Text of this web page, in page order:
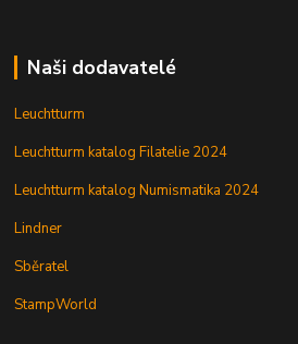
Naši dodavatelé
Leuchtturm
Leuchtturm katalog Filatelie 2024
Leuchtturm katalog Numismatika 2024
Lindner
Sběratel
StampWorld